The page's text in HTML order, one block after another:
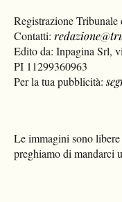
Registrazione
Contatti:
Edito da: Inpagina Srl,
PI 11299360963
Per la tua pubblicità:
Le immagini sono
preghiamo di mandarci